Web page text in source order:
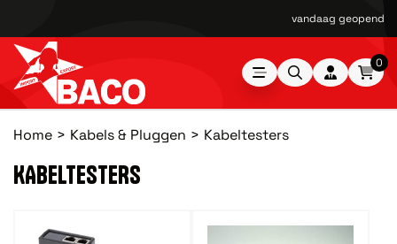
vandaag geopend
0
Home Kabels & Pluggen Kabeltesters
KABELTESTERS